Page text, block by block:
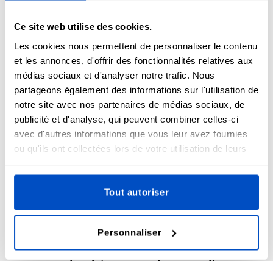
Ce site web utilise des cookies.
Les cookies nous permettent de personnaliser le contenu
et les annonces, d'offrir des fonctionnalités relatives aux
médias sociaux et d'analyser notre trafic. Nous
partageons également des informations sur l'utilisation de
notre site avec nos partenaires de médias sociaux, de
publicité et d'analyse, qui peuvent combiner celles-ci
avec d'autres informations que vous leur avez fournies
ou qu'ils ont collectées lors de votre utilisation de leurs
Tout autoriser
Personnaliser
donner ce magnifique aspect tissé et ce toucher qui donne
vêtements s'appliquentproprement et facilement, et leur fil
en polyester fait qu'elles durent pour des milliers de
lavages et gardent un toucher très doux et une couleur vive.
Qu'il s'agisse de la création d'une étiquette en tissu
thermocollante que vous avez conçue, d'uneétiquette de
lavagepour vous assurer de l'entretien de votre création,
d'une étiquette "Made in" pour mettre en valeur votre pays
natal, ou d'uneétiquette de taillepour montrer à vos clients
étiquettes thermocollantes pour vêtements vont passer